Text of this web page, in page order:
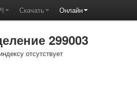
Скачать Онлайн
299003
отсутствует